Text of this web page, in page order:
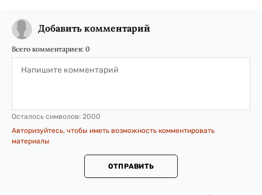
Добавить комментарий
Всего комментариев: 0
Осталось символов: 2000
Авторизуйтесь, чтобы иметь возможность комментировать
материалы
ОТПРАВИТЬ